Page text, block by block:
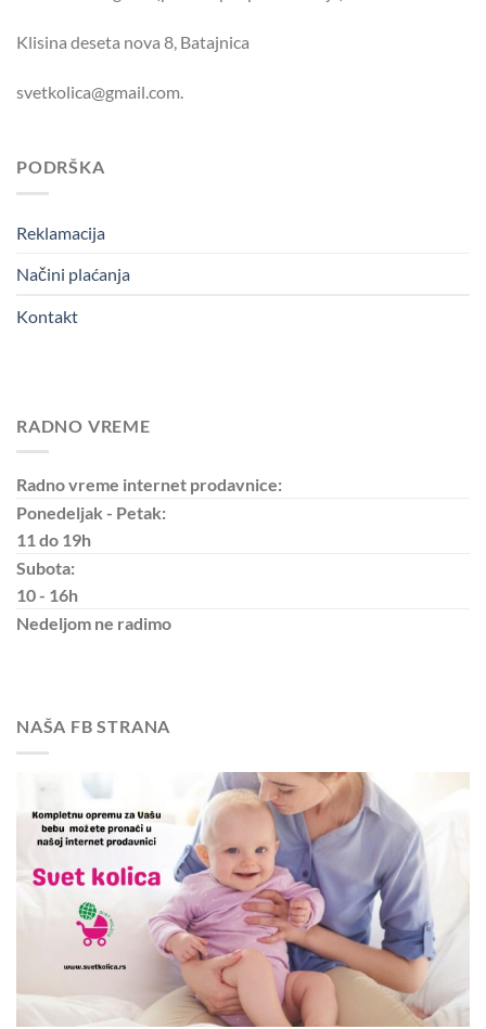
Klisina deseta nova 8, Batajnica
svetkolica@gmail.com.
PODRŠKA
Reklamacija
Načini plaćanja
Kontakt
RADNO VREME
Radno vreme internet prodavnice:
Ponedeljak - Petak:
11 do 19h
Subota:
10 - 16h
Nedeljom ne radimo
NAŠA FB STRANA